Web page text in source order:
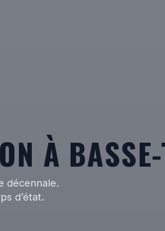
À
décennale.
d’état.